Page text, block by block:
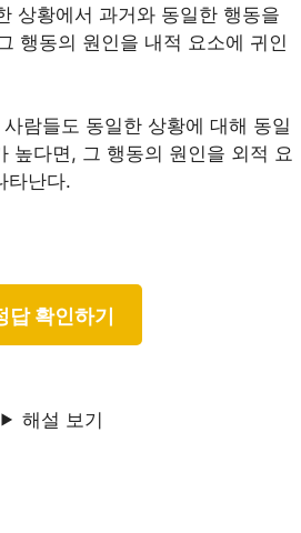
황에서 과거와 동일한 행동을
행동의 원인을 내적 요소에 귀인
람들도 동일한 상황에 대해 동일
높다면, 그 행동의 원인을 외적 요
타난다.
해설 보기